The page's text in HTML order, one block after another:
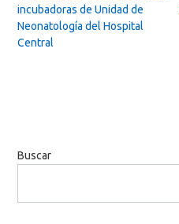
navigation
incubadoras de Unidad de
Neonatología del Hospital
Central
Buscar